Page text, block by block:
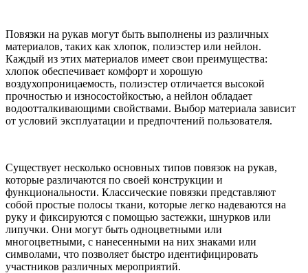
Повязки на рукав могут быть выполнены из различных
материалов, таких как хлопок, полиэстер или нейлон.
Каждый из этих материалов имеет свои преимущества:
хлопок обеспечивает комфорт и хорошую
воздухопроницаемость, полиэстер отличается высокой
прочностью и износостойкостью, а нейлон обладает
водоотталкивающими свойствами. Выбор материала зависит
от условий эксплуатации и предпочтений пользователя.
Существует несколько основных типов повязок на рукав,
которые различаются по своей конструкции и
функциональности. Классические повязки представляют
собой простые полосы ткани, которые легко надеваются на
руку и фиксируются с помощью застежки, шнурков или
липучки. Они могут быть одноцветными или
многоцветными, с нанесенными на них знаками или
символами, что позволяет быстро идентифицировать
участников различных мероприятий.